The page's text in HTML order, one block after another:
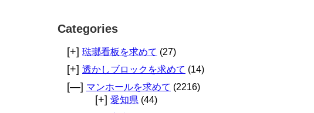
Categories
[+] 琺瑯看板を求めて (27)
[+] 透かしブロックを求めて (14)
[—] マンホールを求めて (2216)
[+] 愛知県 (44)